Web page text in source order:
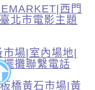
西門
北市電影主題
場|室內場地|
攤聯繫電話
橋黃石市場|黃